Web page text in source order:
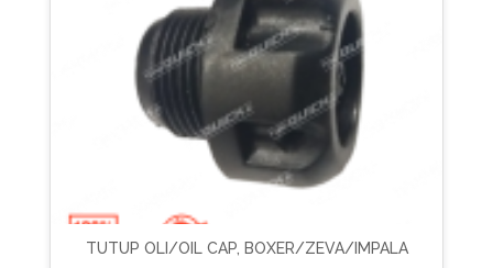
TUTUP OLI/OIL CAP, BOXER/ZEVA/IMPALA